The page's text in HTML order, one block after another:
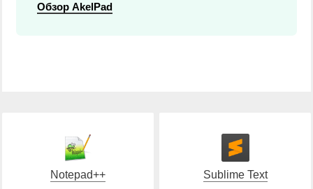
Обзор AkelPad
Notepad++ Sublime Text